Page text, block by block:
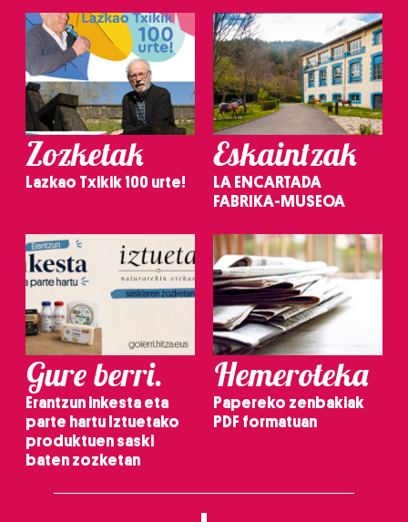
Zozketak
Lazkao Txikik 100 urte!
Eskaintzak
LA ENCARTADA
FABRIKA-MUSEOA
Gure berri.
Erantzun inkesta eta
parte hartu Iztuetako
produktuen saski
baten zozketan
Hemeroteka
Papereko zenbakiak
PDF formatuan